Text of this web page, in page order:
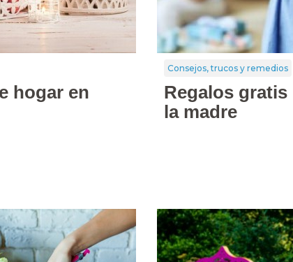
hogar en
Consejos, trucos y remedios
Regalos gratis
la madre